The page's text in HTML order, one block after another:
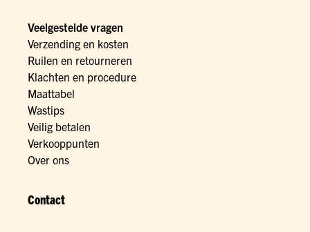
Veelgestelde vragen
Verzending en kosten
Ruilen en retourneren
Klachten en procedure
Maattabel
Wastips
Veilig betalen
Verkooppunten
Over ons
Contact